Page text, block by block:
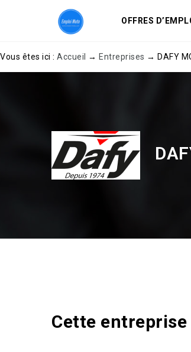
OFFRES
Vous êtes ici : Accueil → Entreprises → DAFY
Cette entreprise